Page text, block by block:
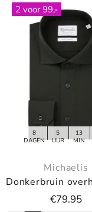
2 voor 99,-
8
DAGEN
5
UUR
13
MIN
Michaelis
€79.95